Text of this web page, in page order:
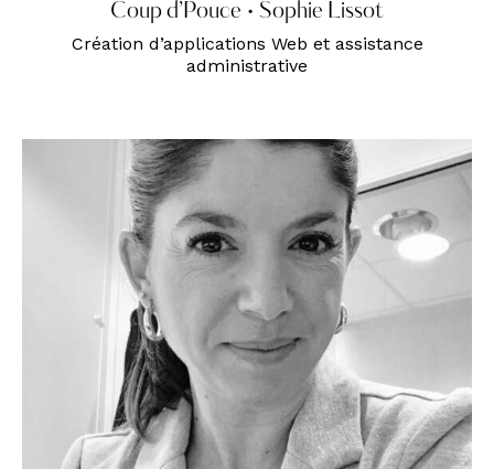
Coup d’Pouce • Sophie Lissot
Création d’applications Web et assistance
administrative